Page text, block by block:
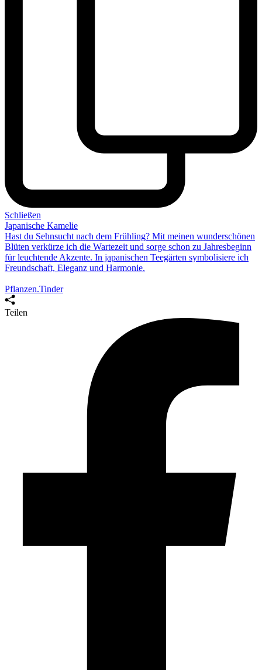
Schließen
Japanische Kamelie
Hast du Sehnsucht nach dem Frühling? Mit meinen wunderschönen
Blüten verkürze ich die Wartezeit und sorge schon zu Jahresbeginn
für leuchtende Akzente. In japanischen Teegärten symbolisiere ich
Freundschaft, Eleganz und Harmonie.
Pflanzen.Tinder
Teilen